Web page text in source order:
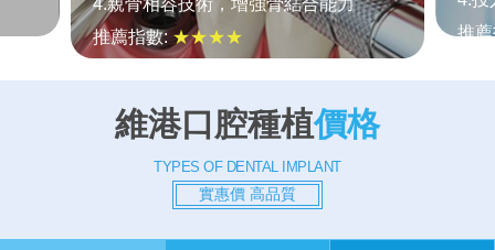
4.親骨相容技術，增強骨結合能力
推薦指數: ★★★★
推
維港口腔種植價格
TYPES OF DENTAL IMPLANT
實惠價 高品質